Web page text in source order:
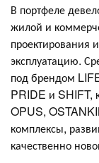
В портфеле
жилой и
проектирования
эксплуатацию.
под брендом
PRIDE и SHIFT,
OPUS,
комплексы,
качественно